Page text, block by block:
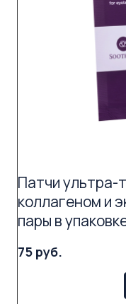
Патчи ультра-
коллагеном и
пары в
75 руб.